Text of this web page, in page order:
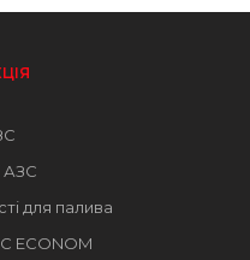
АЗС
для палива
ECONOM